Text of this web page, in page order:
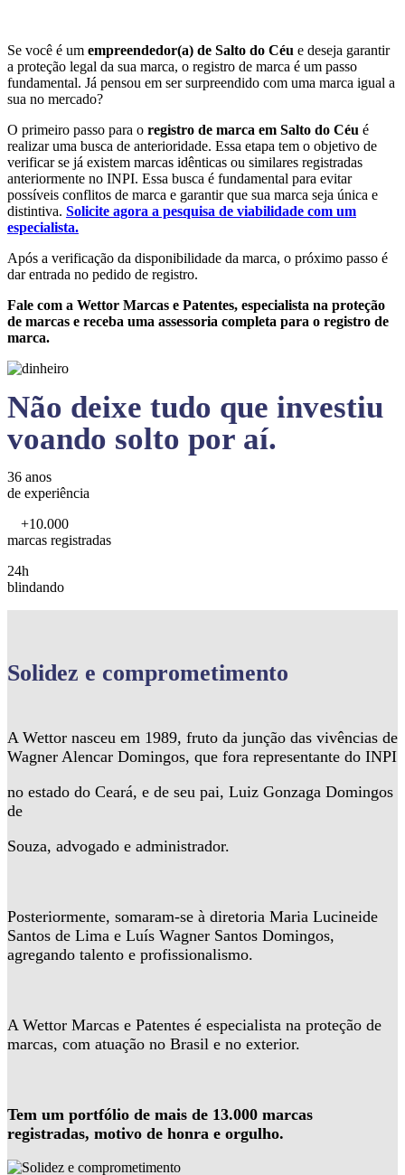
Se você é um empreendedor(a) de Salto do Céu e deseja garantir
a proteção legal da sua marca, o registro de marca é um passo
fundamental. Já pensou em ser surpreendido com uma marca igual a
sua no mercado?
O primeiro passo para o registro de marca em Salto do Céu é
realizar uma busca de anterioridade. Essa etapa tem o objetivo de
verificar se já existem marcas idênticas ou similares registradas
anteriormente no INPI. Essa busca é fundamental para evitar
possíveis conflitos de marca e garantir que sua marca seja única e
distintiva. Solicite agora a pesquisa de viabilidade com um
especialista.
Após a verificação da disponibilidade da marca, o próximo passo é
dar entrada no pedido de registro.
Fale com a Wettor Marcas e Patentes, especialista na proteção
de marcas e receba uma assessoria completa para o registro de
marca.
Não deixe tudo que investiu
voando solto por aí.
36 anos
de experiência
+10.000
marcas registradas
24h
blindando
Solidez e comprometimento
A Wettor nasceu em 1989, fruto da junção das vivências de
Wagner Alencar Domingos, que fora representante do INPI
no estado do Ceará, e de seu pai, Luiz Gonzaga Domingos
de
Souza, advogado e administrador.
Posteriormente, somaram-se à diretoria Maria Lucineide
Santos de Lima e Luís Wagner Santos Domingos,
agregando talento e profissionalismo.
A Wettor Marcas e Patentes é especialista na proteção de
marcas, com atuação no Brasil e no exterior.
Tem um portfólio de mais de 13.000 marcas
registradas, motivo de honra e orgulho.